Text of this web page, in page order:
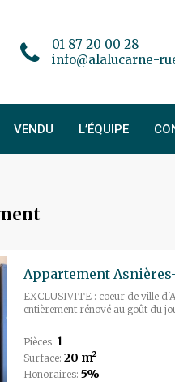
01 87 20 00 28
info@alalucarne-
VENDU L’ÉQUIPE
Appartement
EXCLUSIVITE : coeur de ville
entièrement rénové au goût du
Pièces: 1
Surface: 20 m²
Honoraires: 5%